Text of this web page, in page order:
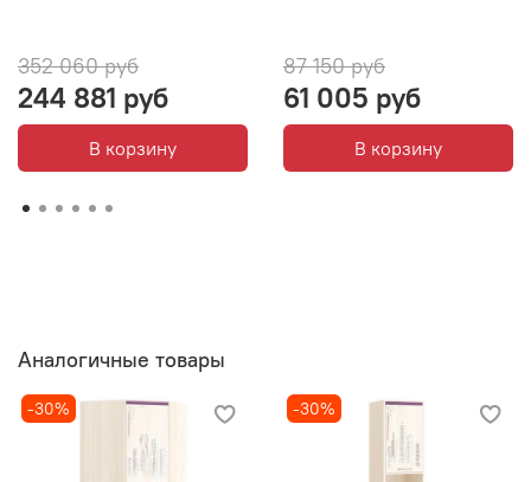
352 060 руб
244 881 руб
В корзину
87 150 руб
61 005 руб
В корзину
Аналогичные товары
-30% -30%